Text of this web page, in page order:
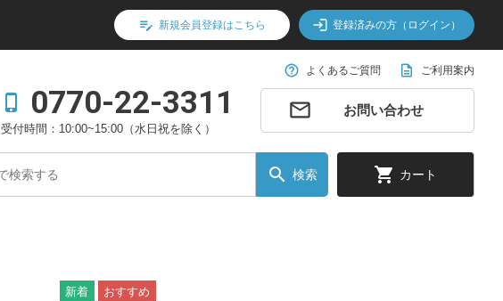
edit_note 新規会員登録はこちら login 登録済みの方（ログイン）
help_outline よくあるご質問 description ご利用案内
phone_iphone 0770-22-3311
受付時間：10:00~15:00（水日祝を除く）
email お問い合わせ
search 検索 shopping_cart カート